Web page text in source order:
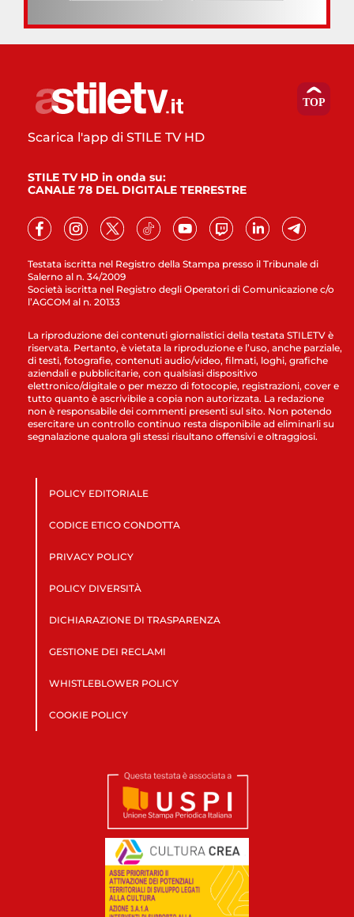
Testata iscritta nel Registro della Stampa presso il Tribunale di
Salerno al n. 34/2009
Società iscritta nel Registro degli Operatori di Comunicazione c/o
l’AGCOM al n. 20133
Scarica l'app di STILE TV HD
STILE TV HD in onda su:
CANALE 78 DEL DIGITALE TERRESTRE
La riproduzione dei contenuti giornalistici della testata STILETV è
riservata. Pertanto, è vietata la riproduzione e l’uso, anche parziale,
di testi, fotografie, contenuti audio/video, filmati, loghi, grafiche
aziendali e pubblicitarie, con qualsiasi dispositivo
elettronico/digitale o per mezzo di fotocopie, registrazioni, cover e
tutto quanto è ascrivibile a copia non autorizzata. La redazione
non è responsabile dei commenti presenti sul sito. Non potendo
esercitare un controllo continuo resta disponibile ad eliminarli su
segnalazione qualora gli stessi risultano offensivi e oltraggiosi.
POLICY EDITORIALE
CODICE ETICO CONDOTTA
PRIVACY POLICY
POLICY DIVERSITÀ
DICHIARAZIONE DI TRASPARENZA
GESTIONE DEI RECLAMI
WHISTLEBLOWER POLICY
COOKIE POLICY